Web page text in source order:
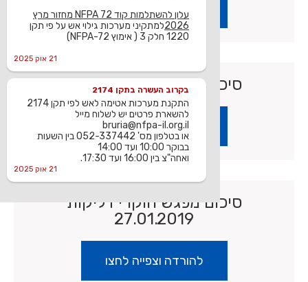
עלון להשתלמות קוד NFPA 72 מחזור מרץ
2026למתקיני מערכות גילוי אש על פי תקן
1220 חלק 3 ( אימוץ NFPA-72)
21 אוק 2025
בקרוב העשרה בתקן 2174
התקנת מערכות אטימה לאש לפי תקן 2174
להשארת פרטים יש לשלוח מייל
bruria@nfpa-il.org.il
או בטלפון מס' 052-337442 בין השעות
בבוקר 10:00 ועד 14:00
ואחה"צ בין 16:00 ועד 17:30.
21 אוק 2025
להורדה וצפייה לחצו
סיכום פורום חינוך 20.2.19
להורדה וצפייה לחצו
סיכום מפגש חוקרי דליקות
27.01.2019
להורדה וצפייה לחצו